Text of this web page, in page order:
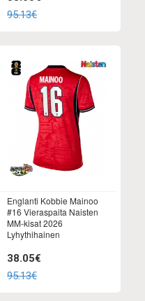
95.13€
Englanti Kobbie Mainoo
#16 Vieraspaita Naisten
MM-kisat 2026
Lyhythihainen
38.05€
95.13€